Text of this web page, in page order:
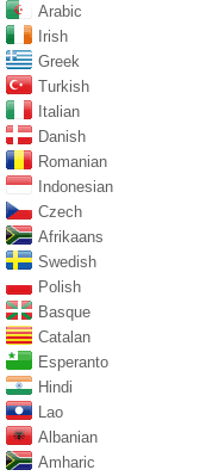
Arabic
Irish
Greek
Turkish
Italian
Danish
Romanian
Indonesian
Czech
Afrikaans
Swedish
Polish
Basque
Catalan
Esperanto
Hindi
Lao
Albanian
Amharic